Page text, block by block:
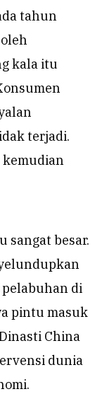
tahun
kala itu
terjadi.
sangat besar.
di
pintu masuk
China
dunia